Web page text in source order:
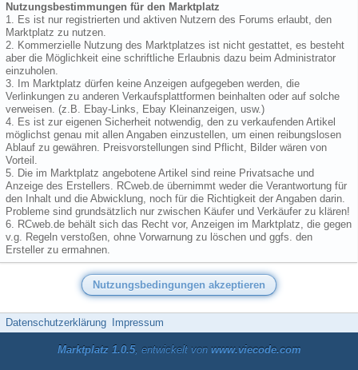
Nutzungsbestimmungen für den Marktplatz
1. Es ist nur registrierten und aktiven Nutzern des Forums erlaubt, den
Marktplatz zu nutzen.
2. Kommerzielle Nutzung des Marktplatzes ist nicht gestattet, es besteht
aber die Möglichkeit eine schriftliche Erlaubnis dazu beim Administrator
einzuholen.
3. Im Marktplatz dürfen keine Anzeigen aufgegeben werden, die
Verlinkungen zu anderen Verkaufsplattformen beinhalten oder auf solche
verweisen. (z.B. Ebay-Links, Ebay Kleinanzeigen, usw.)
4. Es ist zur eigenen Sicherheit notwendig, den zu verkaufenden Artikel
möglichst genau mit allen Angaben einzustellen, um einen reibungslosen
Ablauf zu gewähren. Preisvorstellungen sind Pflicht, Bilder wären von
Vorteil.
5. Die im Marktplatz angebotene Artikel sind reine Privatsache und
Anzeige des Erstellers. RCweb.de übernimmt weder die Verantwortung für
den Inhalt und die Abwicklung, noch für die Richtigkeit der Angaben darin.
Probleme sind grundsätzlich nur zwischen Käufer und Verkäufer zu klären!
6. RCweb.de behält sich das Recht vor, Anzeigen im Marktplatz, die gegen
v.g. Regeln verstoßen, ohne Vorwarnung zu löschen und ggfs. den
Ersteller zu ermahnen.
Datenschutzerklärung Impressum
Marktplatz 1.0.5, entwickelt von www.viecode.com